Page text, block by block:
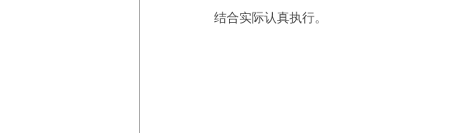
结合实际认真执行。